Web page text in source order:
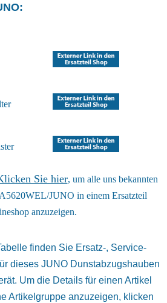
:
Sie hier, um alle uns bekannten
JUNO in einem Ersatzteil
anzuzeigen.
finden Sie Ersatz-, Service-
dieses JUNO Dunstabzugshauben
Um die Details für einen Artikel
Artikelgruppe anzuzeigen, klicken